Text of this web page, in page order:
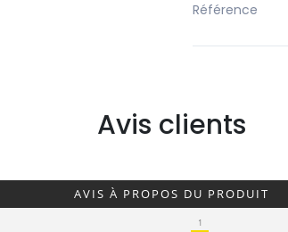
Référence
Avis clients
AVIS À PROPOS DU PRODUIT
1